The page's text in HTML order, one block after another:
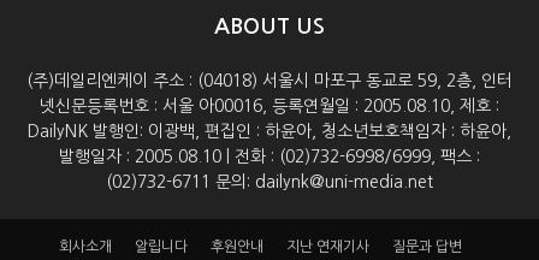
ABOUT US
(주)데일리엔케이 주소 : (04018) 서울시 마포구 동교로 59, 2층, 인터
넷신문등록번호 : 서울 아00016, 등록연월일 : 2005.08.10, 제호 :
DailyNK 발행인: 이광백, 편집인 : 하윤아, 청소년보호책임자 : 하윤아,
발행일자 : 2005.08.10 | 전화 : (02)732-6998/6999, 팩스 :
(02)732-6711 문의: dailynk@uni-media.net
회사소개 알립니다 후원안내 지난 연재기사 질문과 답변